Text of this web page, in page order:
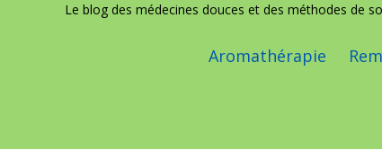
Le blog des médecines douces et des méthodes de
Aromathérapie